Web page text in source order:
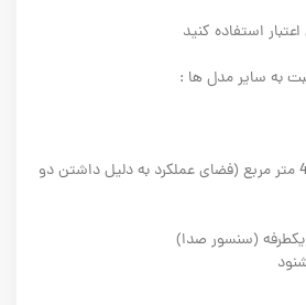
به ساير مدل ها :
پوشش مساحتي بيشتر از 40 متر مربع (فضای عملکرد به دلیل داشتن دو
(سنسور صدا)